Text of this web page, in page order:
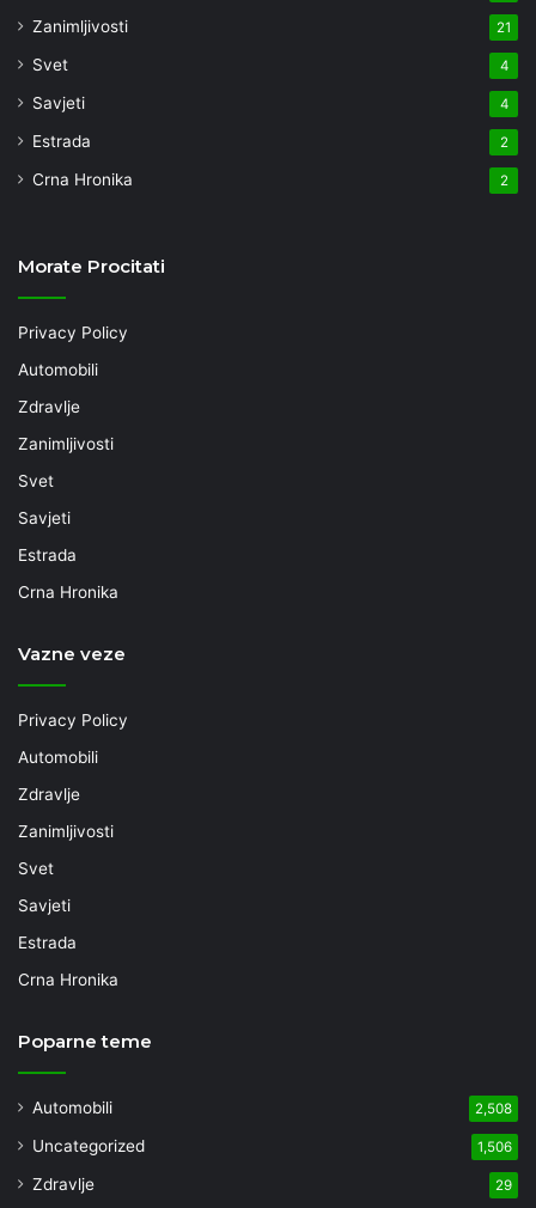
Zanimljivosti 21
Svet 4
Savjeti 4
Estrada 2
Crna Hronika 2
Morate Procitati
Privacy Policy
Automobili
Zdravlje
Zanimljivosti
Svet
Savjeti
Estrada
Crna Hronika
Vazne veze
Privacy Policy
Automobili
Zdravlje
Zanimljivosti
Svet
Savjeti
Estrada
Crna Hronika
Poparne teme
Automobili 2,508
Uncategorized 1,506
Zdravlje 29